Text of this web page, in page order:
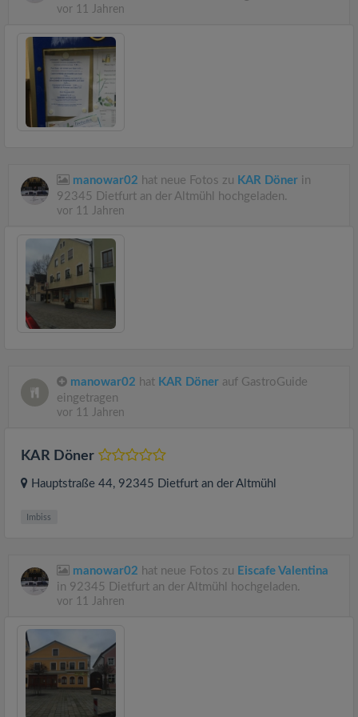
vor 11 Jahren
manowar02 hat neue Fotos zu KAR Döner in
92345 Dietfurt an der Altmühl hochgeladen.
vor 11 Jahren
manowar02 hat KAR Döner auf GastroGuide
eingetragen
vor 11 Jahren
KAR Döner
Hauptstraße 44, 92345 Dietfurt an der Altmühl
Imbiss
manowar02 hat neue Fotos zu Eiscafe Valentina
in 92345 Dietfurt an der Altmühl hochgeladen.
vor 11 Jahren